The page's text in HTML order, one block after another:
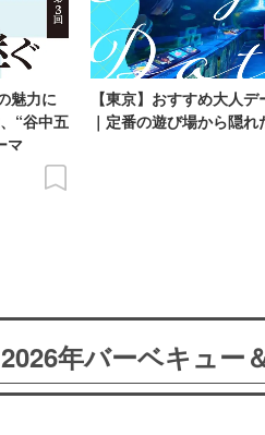
魅力に
“谷中五
マ
【東京】おすすめ大人
｜定番の遊び場から隠
年バーベキュー